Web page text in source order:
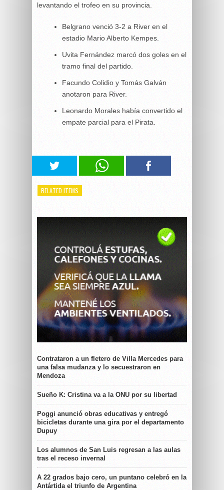
levantando el trofeo en su provincia.
Belgrano venció 3-2 a River en el
estadio Mario Alberto Kempes.
Uvita Fernández marcó dos goles en el
tramo final del partido.
Facundo Colidio y Tomás Galván
anotaron para River.
Leonardo Morales había convertido el
empate parcial para el Pirata.
RELATED ITEMS
Contrataron a un fletero de Villa Mercedes para
una falsa mudanza y lo secuestraron en
Mendoza
Sueño K: Cristina va a la ONU por su libertad
Poggi anunció obras educativas y entregó
bicicletas durante una gira por el departamento
Dupuy
Los alumnos de San Luis regresan a las aulas
tras el receso invernal
A 22 grados bajo cero, un puntano celebró en la
Antártida el triunfo de Argentina